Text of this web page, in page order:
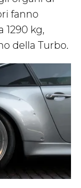
fanno
1290 kg,
della Turbo.